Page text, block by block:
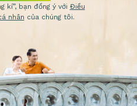
kí”, bạn đồng ý với Điều
nhân của chúng tôi.